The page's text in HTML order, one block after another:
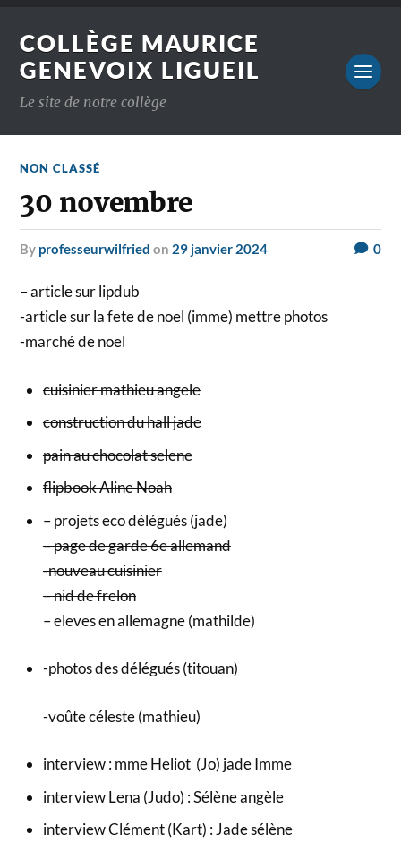
COLLÈGE MAURICE
GENEVOIX LIGUEIL
Le site de notre collège
NON CLASSÉ
30 novembre
by professeurwilfried on 29 janvier 2024 0
– article sur lipdub
-article sur la fete de noel (imme) mettre photos
-marché de noel
cuisinier mathieu angele
construction du hall jade
pain au chocolat selene
flipbook Aline Noah
– projets eco délégués (jade)
– page de garde 6e allemand
-nouveau cuisinier
– nid de frelon
– eleves en allemagne (mathilde)
-photos des délégués (titouan)
-voûte céleste (mathieu)
interview : mme Heliot (Jo) jade Imme
interview Lena (Judo) : Sélène angèle
interview Clément (Kart) : Jade sélène